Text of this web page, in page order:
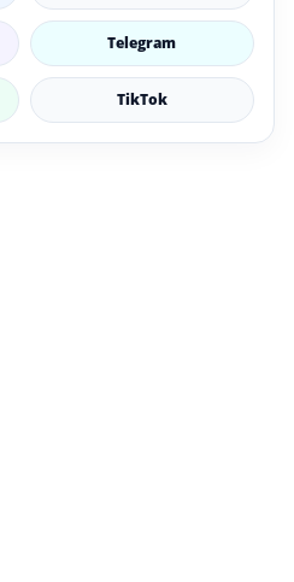
Telegram
TikTok